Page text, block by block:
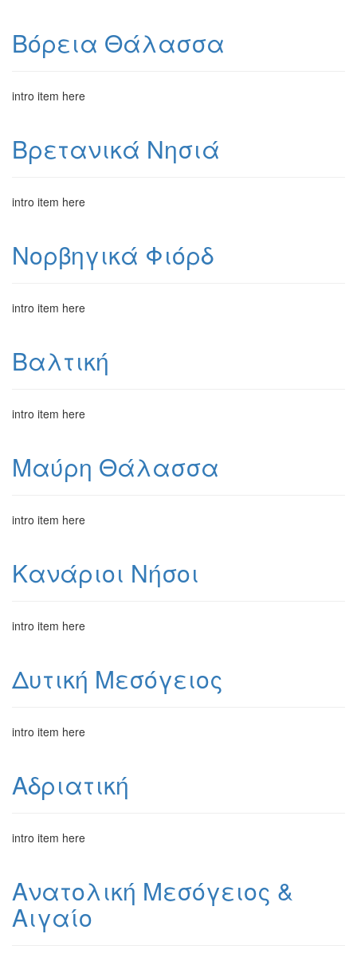
Βόρεια Θάλασσα
intro item here
Βρετανικά Νησιά
intro item here
Νορβηγικά Φιόρδ
intro item here
Βαλτική
intro item here
Μαύρη Θάλασσα
intro item here
Κανάριοι Νήσοι
intro item here
Δυτική Μεσόγειος
intro item here
Αδριατική
intro item here
Ανατολική Μεσόγειος &
Αιγαίο